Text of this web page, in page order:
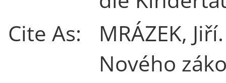
Cite As:
MRÁZEK,
Nového